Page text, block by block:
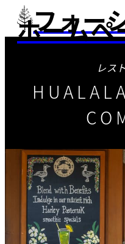
フォー
ホームペ
レス